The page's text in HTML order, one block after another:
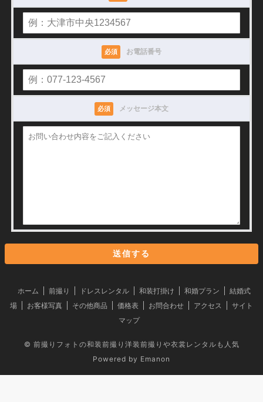
必須 お電話番号
必須 メッセージ本文
ホーム 前撮り ドレスレンタル 和装打掛け 和婚プラン
結婚式
場
お客様写真 その他商品 価格表 お問合わせ アクセス
サイト
マップ
© 前撮りフォトの和装前撮り洋装前撮りや衣裳レンタルも人気
Powered by Emanon